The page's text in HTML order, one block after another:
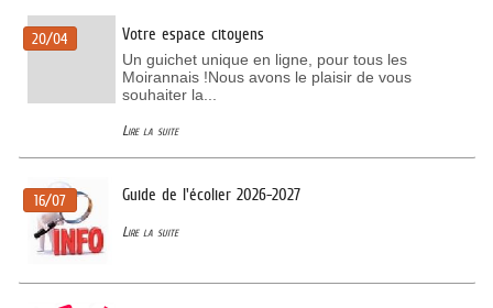
20/04 Votre espace citoyens
Un guichet unique en ligne, pour tous les
Moirannais !Nous avons le plaisir de vous
souhaiter la...
Lire la suite
16/07 Guide de l'écolier 2026-2027
Lire la suite